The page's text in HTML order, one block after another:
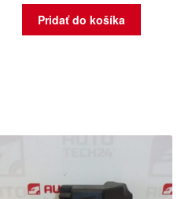
Pridať do košíka